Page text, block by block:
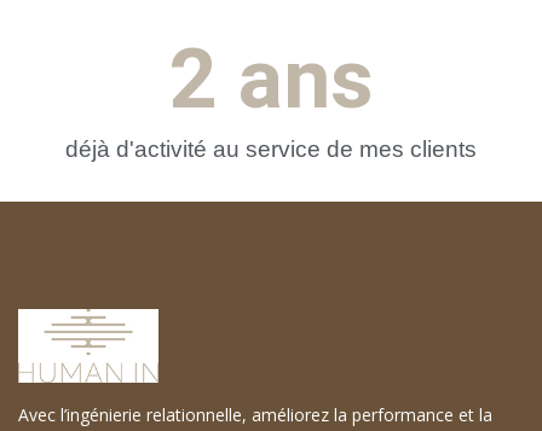
déjà d'activité au service de mes clients​
2 ans
Avec l’ingénierie relationnelle, améliorez la performance et la